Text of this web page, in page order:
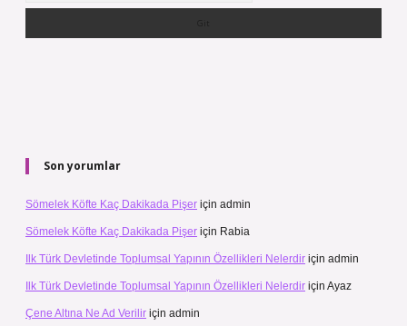
Son yorumlar
Sömelek Köfte Kaç Dakikada Pişer için admin
Sömelek Köfte Kaç Dakikada Pişer için Rabia
Ilk Türk Devletinde Toplumsal Yapının Özellikleri Nelerdir için admin
Ilk Türk Devletinde Toplumsal Yapının Özellikleri Nelerdir için Ayaz
Çene Altına Ne Ad Verilir için admin